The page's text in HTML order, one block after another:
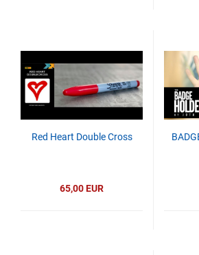
Red Heart Double Cross
65,00 EUR